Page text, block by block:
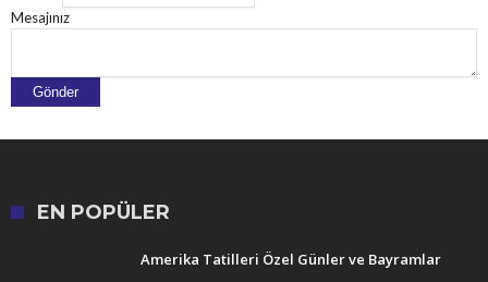
Mesajınız
EN POPÜLER
Amerika Tatilleri Özel Günler ve Bayramlar